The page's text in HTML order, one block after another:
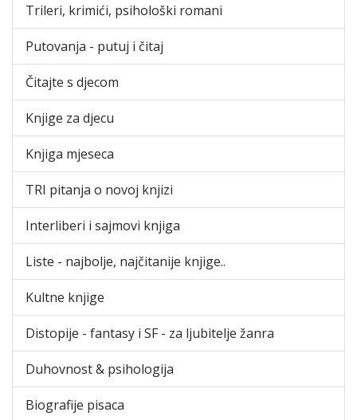
Trileri, krimići, psihološki romani
Putovanja - putuj i čitaj
Čitajte s djecom
Knjige za djecu
Knjiga mjeseca
TRI pitanja o novoj knjizi
Interliberi i sajmovi knjiga
Liste - najbolje, najčitanije knjige..
Kultne knjige
Distopije - fantasy i SF - za ljubitelje žanra
Duhovnost & psihologija
Biografije pisaca